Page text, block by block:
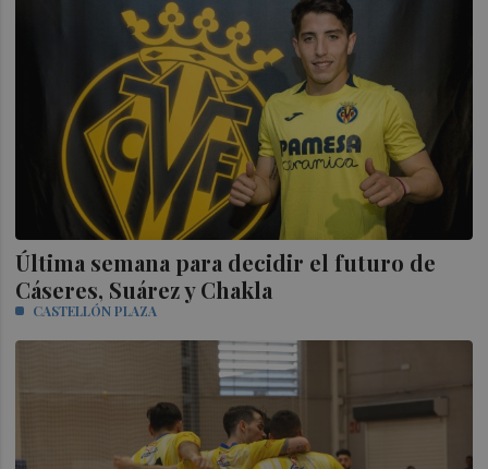
Última semana para decidir el futuro de
Cáseres, Suárez y Chakla
CASTELLÓN PLAZA